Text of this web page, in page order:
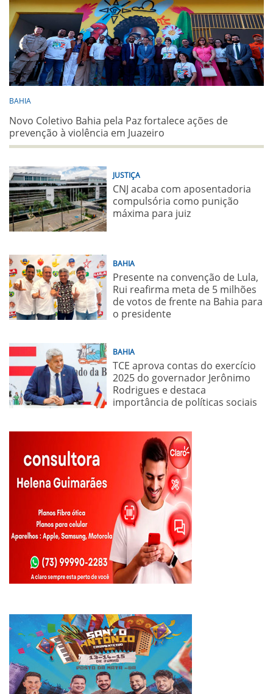
BAHIA
Novo Coletivo Bahia pela Paz fortalece ações de
prevenção à violência em Juazeiro
JUSTIÇA
CNJ acaba com aposentadoria
compulsória como punição
máxima para juiz
BAHIA
Presente na convenção de Lula,
Rui reafirma meta de 5 milhões
de votos de frente na Bahia para
o presidente
BAHIA
TCE aprova contas do exercício
2025 do governador Jerônimo
Rodrigues e destaca
importância de políticas sociais